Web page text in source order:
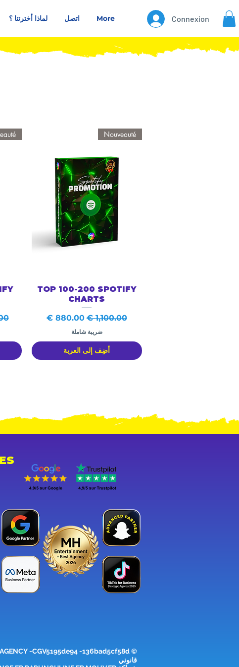
لماذا أخترتنا ؟ اتصل More Connexion
العرض السريع
Nouveauté
TOP 100-200 SPOTIFY
CHARTS
سعر عادي‏1,100.00 € سعر البيع‏880.00 €
ضريبة شاملة
أضِف إلى العربة
‏1,400.00 €
© MH ENTERTAINEMENT
قانوني